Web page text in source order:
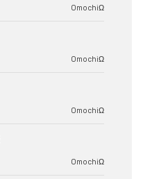
OmochiΩ
OmochiΩ
OmochiΩ
OmochiΩ